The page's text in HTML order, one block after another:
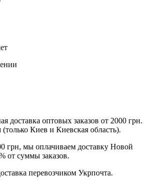
доставка оптовых заказов от 2000 грн.
Киев и Киевская область).
грн, мы оплачиваем доставку Новой
от суммы заказов.
перевозчиком Укрпочта.